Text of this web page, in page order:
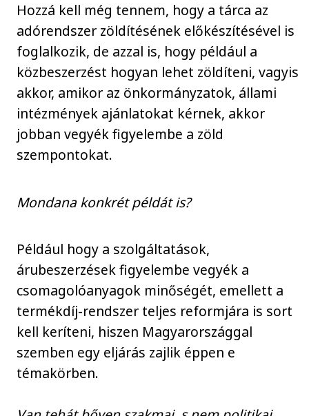
Hozzá kell még tennem, hogy a tárca az
adórendszer zöldítésének előkészítésével is
foglalkozik, de azzal is, hogy például a
közbeszerzést hogyan lehet zöldíteni, vagyis
akkor, amikor az önkormányzatok, állami
intézmények ajánlatokat kérnek, akkor
jobban vegyék figyelembe a zöld
szempontokat.
Mondana konkrét példát is?
Például hogy a szolgáltatások,
árubeszerzések figyelembe vegyék a
csomagolóanyagok minőségét, emellett a
termékdíj-rendszer teljes reformjára is sort
kell keríteni, hiszen Magyarországgal
szemben egy eljárás zajlik éppen e
témakörben.